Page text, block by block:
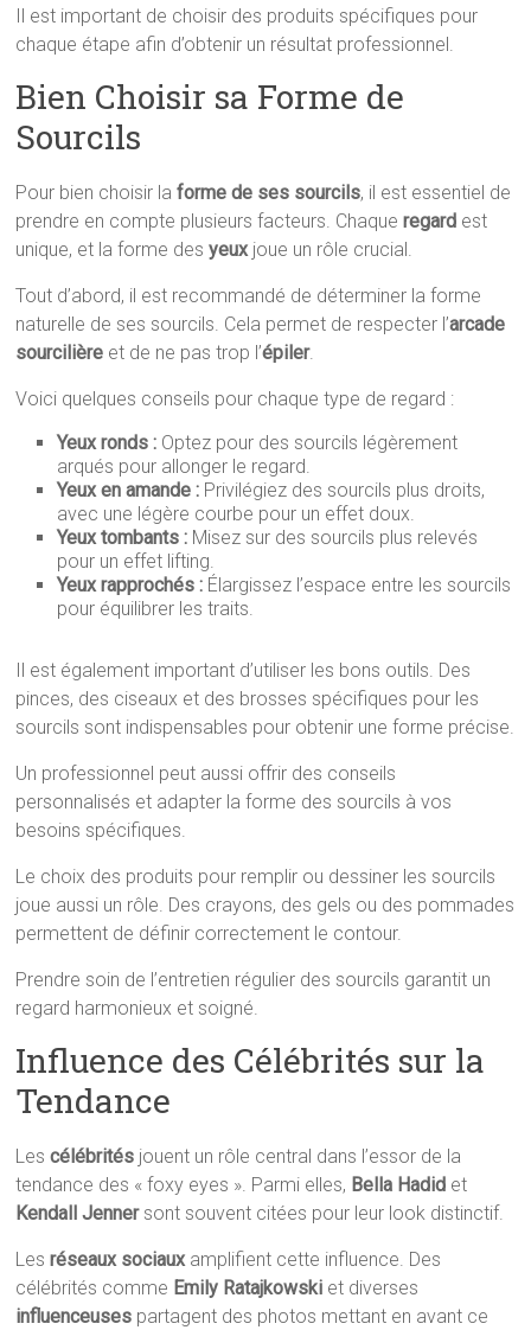
Il est important de choisir des produits spécifiques pour
chaque étape afin d’obtenir un résultat professionnel.
Bien Choisir sa Forme de
Sourcils
Pour bien choisir laforme de ses sourcils, il est essentiel de
prendre en compte plusieurs facteurs. Chaqueregard est
unique, et la forme desyeuxjoue un rôle crucial.
Tout d’abord, il est recommandé de déterminer la forme
naturelle de ses sourcils. Cela permet de respecter l’arcade
sourcilière et de ne pas trop l’épiler.
Voici quelques conseils pour chaque type de regard :
Yeux ronds : Optez pour des sourcils légèrement
arqués pour allonger le regard.
Yeux en amande : Privilégiez des sourcils plus droits,
avec une légère courbe pour un effet doux.
Yeux tombants : Misez sur des sourcils plus relevés
pour un effet lifting.
Yeux rapprochés : Élargissez l’espace entre les sourcils
pour équilibrer les traits.
Il est également important d’utiliser les bons outils. Des
pinces, des ciseaux et des brosses spécifiques pour les
sourcils sont indispensables pour obtenir une forme précise.
Un professionnel peut aussi offrir des conseils
personnalisés et adapter la forme des sourcils à vos
besoins spécifiques.
Le choix des produits pour remplir ou dessiner les sourcils
joue aussi un rôle. Des crayons, des gels ou des pommades
permettent de définir correctement le contour.
Prendre soin de l’entretien régulier des sourcils garantit un
regard harmonieux et soigné.
Influence des Célébrités sur la
Tendance
Lescélébrités jouent un rôle central dans l’essor de la
tendance des « foxy eyes ». Parmi elles, Bella Hadid et
Kendall Jennersont souvent citées pour leur look distinctif.
Lesréseaux sociauxamplifient cette influence. Des
célébrités comme Emily Ratajkowski et diverses
influenceuses partagent des photos mettant en avant ce